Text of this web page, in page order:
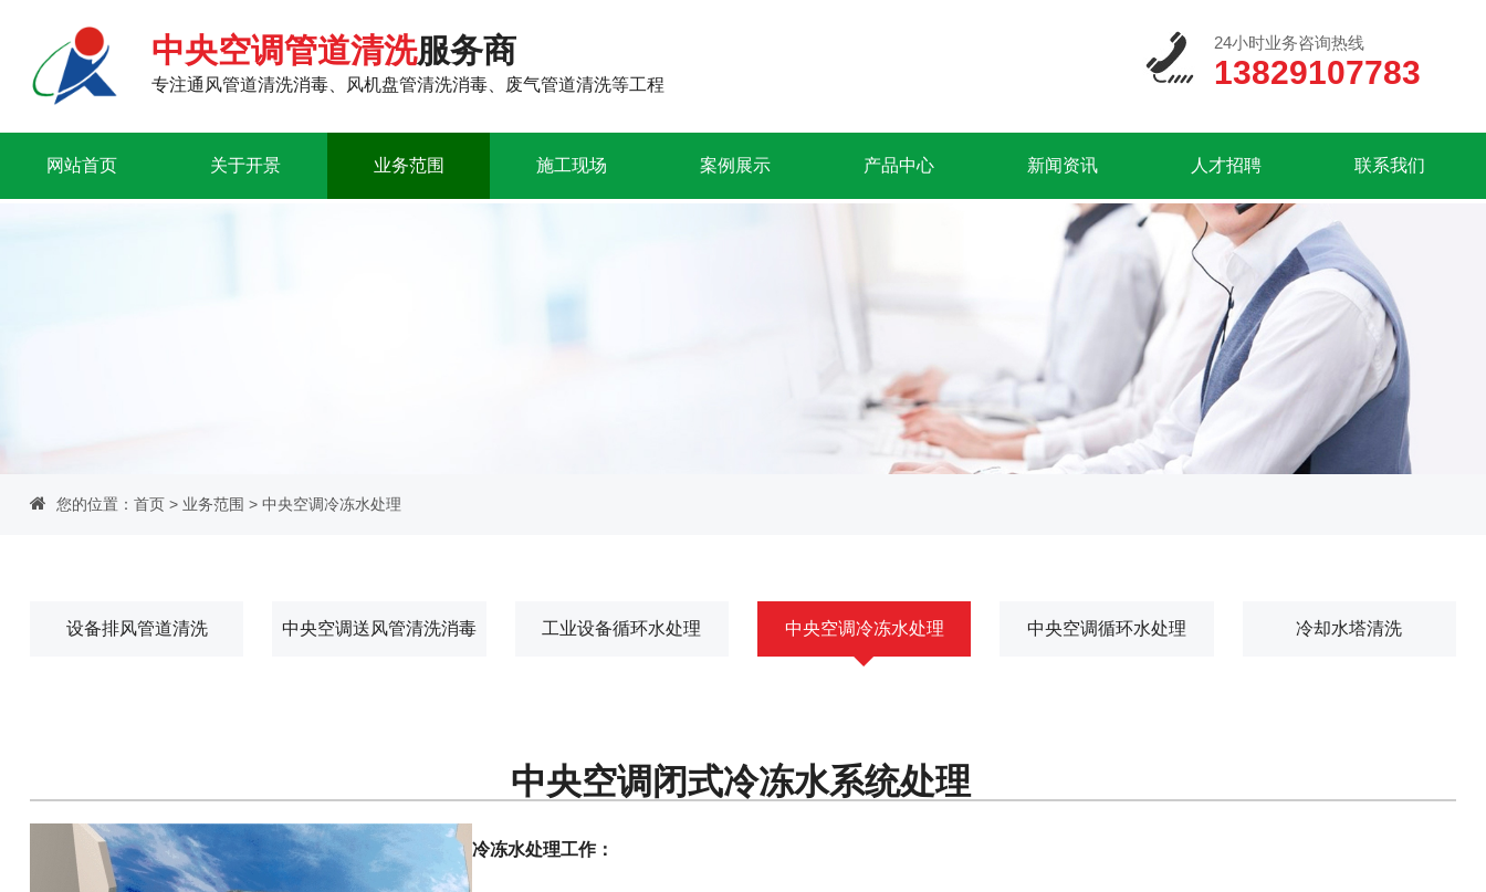
中央空调管道清洗服务商
专注通风管道清洗消毒、风机盘管清洗消毒、废气管道清洗等工程
24小时业务咨询热线
13829107783
网站首页 关于开景 业务范围 施工现场 案例展示 产品中心 新闻资讯 人才招聘 联系我们
您的位置： 首页> 业务范围 > 中央空调冷冻水处理
设备排风管道清洗 中央空调送风管清洗消毒 工业设备循环水处理 中央空调冷冻水处理 中央空调循环水处理 冷却水塔清洗
中央空调闭式冷冻水系统处理
冷冻水处理工作：